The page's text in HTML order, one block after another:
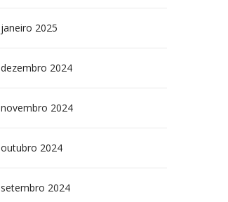
janeiro 2025
dezembro 2024
novembro 2024
outubro 2024
setembro 2024